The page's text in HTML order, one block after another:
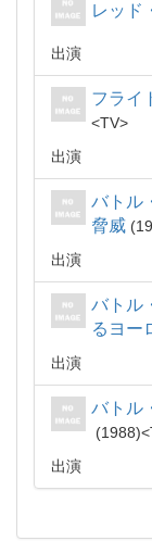
レッド
出演
フライ
TV
出演
バトル
脅威
出演
バトル
るヨー
出演
バトル
1988
出演